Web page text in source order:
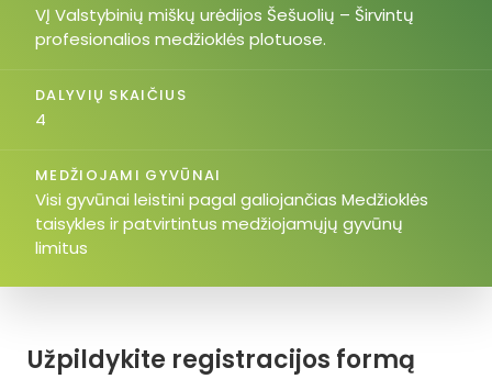
Užpildykite registracijos formą
VĮ Valstybinių miškų urėdijos Šešuolių – Širvintų
profesionalios medžioklės plotuose.
DALYVIŲ SKAIČIUS
4
MEDŽIOJAMI GYVŪNAI
Visi gyvūnai leistini pagal galiojančias Medžioklės
taisykles ir patvirtintus medžiojamųjų gyvūnų
limitus